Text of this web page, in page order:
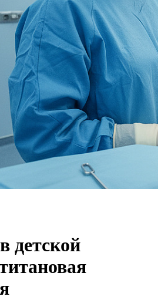
детской